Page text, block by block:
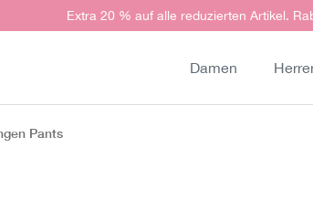
springenExtra 20 % auf alle reduzierten Artikel.
Damen
Pants